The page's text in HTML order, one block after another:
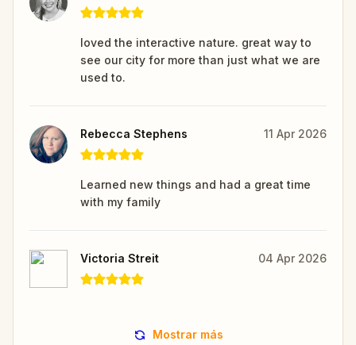
loved the interactive nature. great way to
see our city for more than just what we are
used to.
Rebecca Stephens 11 Apr 2026
Learned new things and had a great time
with my family
Victoria Streit 04 Apr 2026
Mostrar más